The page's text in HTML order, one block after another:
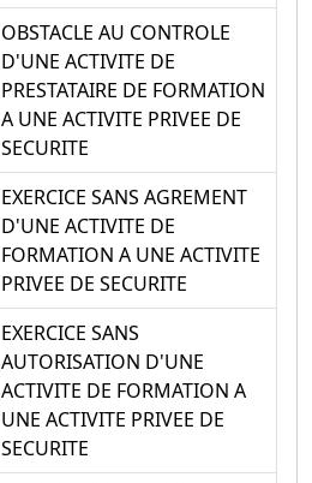
OBSTACLE AU CONTROLE
D'UNE ACTIVITE DE
PRESTATAIRE DE FORMATION
A UNE ACTIVITE PRIVEE DE
SECURITE
EXERCICE SANS AGREMENT
D'UNE ACTIVITE DE
FORMATION A UNE ACTIVITE
PRIVEE DE SECURITE
EXERCICE SANS
AUTORISATION D'UNE
ACTIVITE DE FORMATION A
UNE ACTIVITE PRIVEE DE
SECURITE